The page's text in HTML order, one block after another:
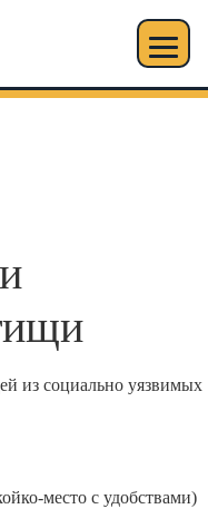
из социально уязвимых
место с удобствами)